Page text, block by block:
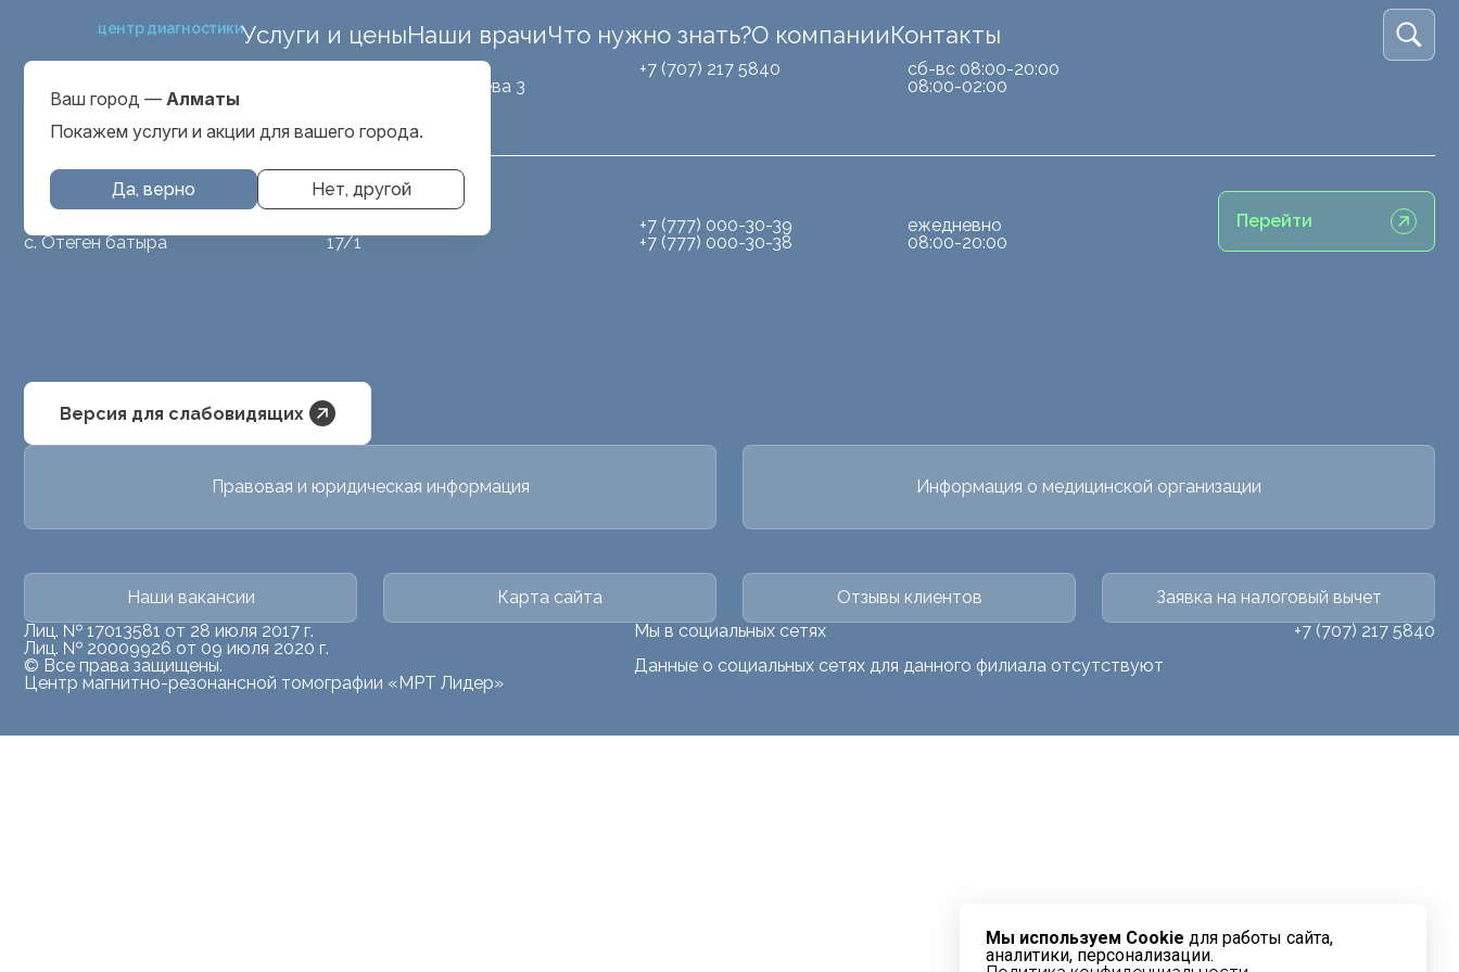
центр диагностикиУслуги и ценыНаши врачиЧто нужно знать?О компанииКонтакты
Выбрать город
Алматы
МРТ животным
с. Отеген батыра
ул. Макатаева 127Б
проспект Серкебаева 3
17/1
+7 (707) 217 5840
+7 (777) 000-30-39
+7 (777) 000-30-38
сб-вс 08:00-20:00
08:00-02:00
ежедневно
08:00-20:00
Перейти
Ваш город — Алматы
Покажем услуги и акции для вашего города.
Да, верно Нет, другой
Мы используем Cookie для работы сайта,
аналитики, персонализации.
Версия для слабовидящих
Правовая и юридическая информация
Наши вакансии Карта сайта
Информация о медицинской организации
Отзывы клиентов
Заявка на налоговый вычет
Лиц. № 17013581 от 28 июля 2017 г.
Лиц. № 20009926 от 09 июля 2020 г.
© Все права защищены.
Центр магнитно-резонансной томографии «МРТ Лидер»
Мы в социальных сетях
Данные о социальных сетях для данного филиала отсутствуют
+7 (707) 217 5840